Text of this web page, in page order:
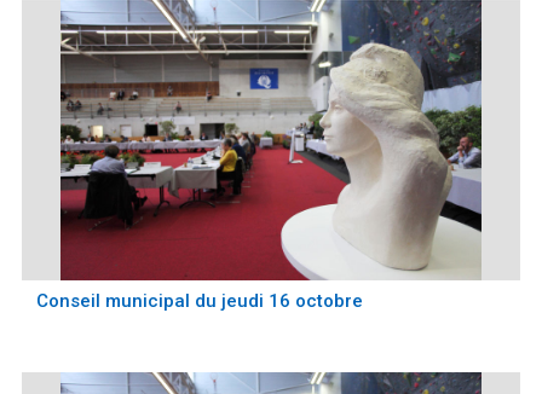
Conseil municipal du jeudi 16 octobre